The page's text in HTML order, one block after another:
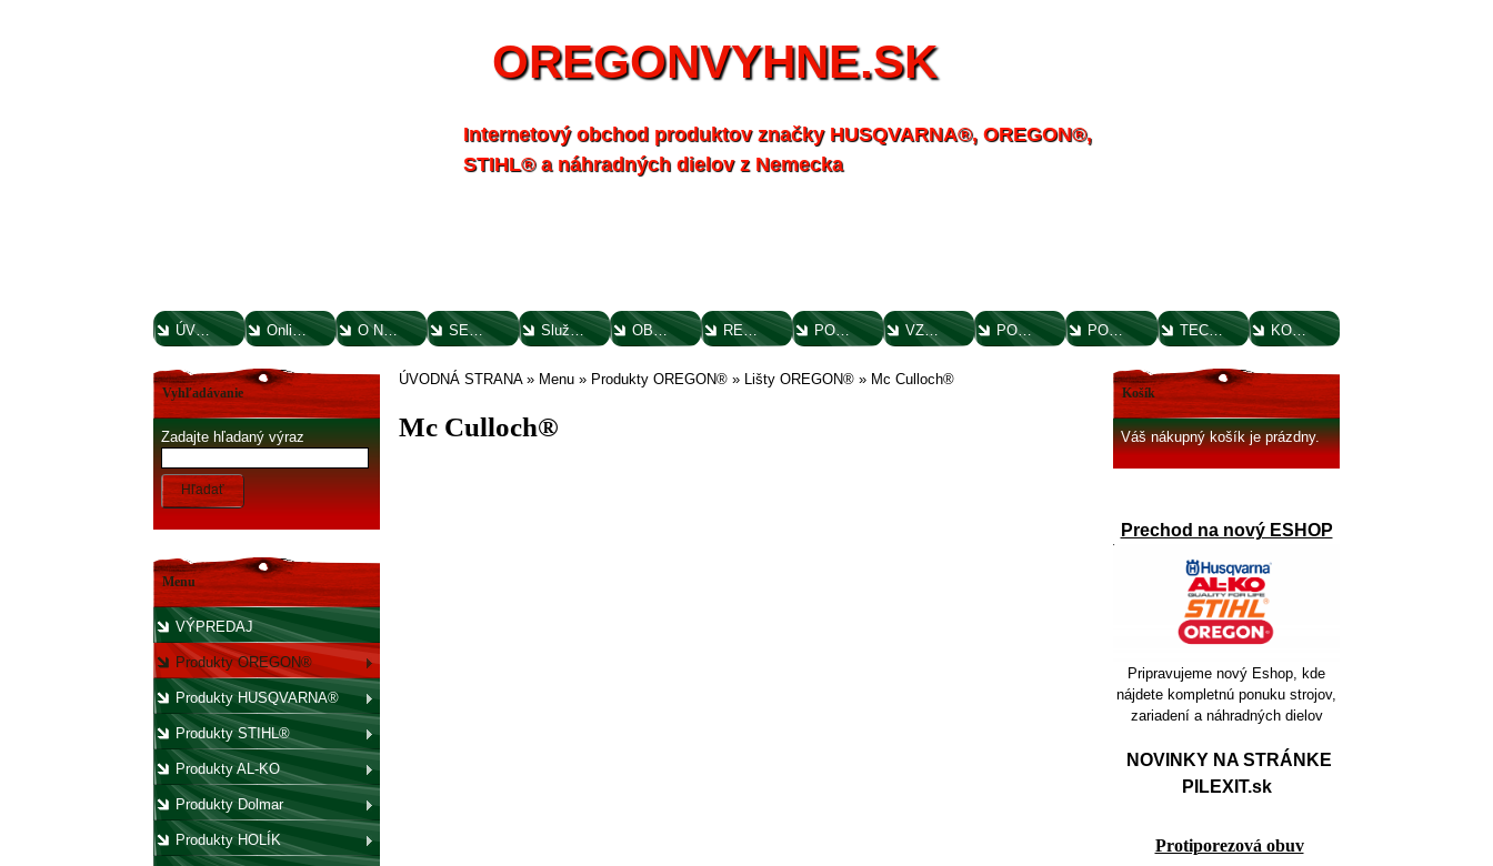
OREGONVYHNE.SK
Internetový obchod produktov značky HUSQVARNA®, OREGON®,
STIHL® a náhradných dielov z Nemecka
ÚVODNÁ STRANA Online parts katalógy O NÁS SERVIS Služby - záhrada OBCHODNÉ PODMIENKY REKLAMAČNÝ PORIADOK POTVRDENIE O VYTKNUTÍ VADY VZOROVÝ FORMULÁR ODSTÚPENIA OD ZMLUVY POUČENIE O UPLATNENÍ PRÁVA SPOTREBITEĽA PORADENSTVO TECHNICKÉ VÝKRESY KONTAKT
Vyhľadávanie
Zadajte hľadaný výraz
Hľadať
Menu
VÝPREDAJ
Produkty OREGON®
Produkty HUSQVARNA®
Produkty STIHL®
Produkty AL-KO
Produkty Dolmar
Produkty HOLÍK
ÚVODNÁ STRANA» Menu » Produkty OREGON® » Lišty OREGON® » Mc Culloch®
Mc Culloch®
Košík
Váš nákupný košík je prázdny.
Prechod na nový ESHOP
Pripravujeme nový Eshop, kde
nájdete kompletnú ponuku strojov,
zariadení a náhradných dielov
NOVINKY NA STRÁNKE
PILEXIT.sk
Protiporezová obuv